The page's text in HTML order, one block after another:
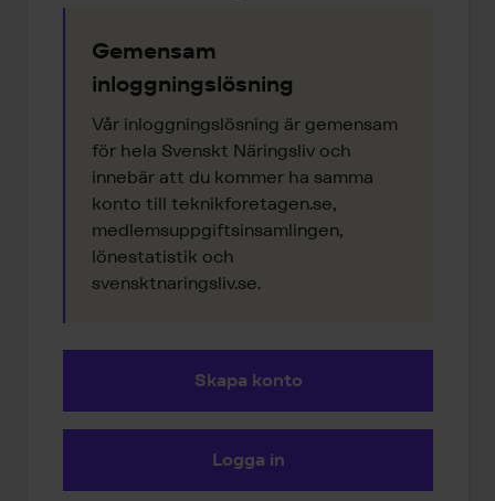
Gemensam
inloggningslösning
Vår inloggningslösning är gemensam
för hela Svenskt Näringsliv och
innebär att du kommer ha samma
konto till teknikforetagen.se,
medlemsuppgiftsinsamlingen,
lönestatistik och
svensktnaringsliv.se.
Skapa konto
Logga in